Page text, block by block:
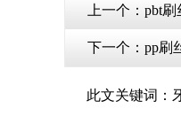
上一个： pbt刷
下一个： pp刷
此文关键词：